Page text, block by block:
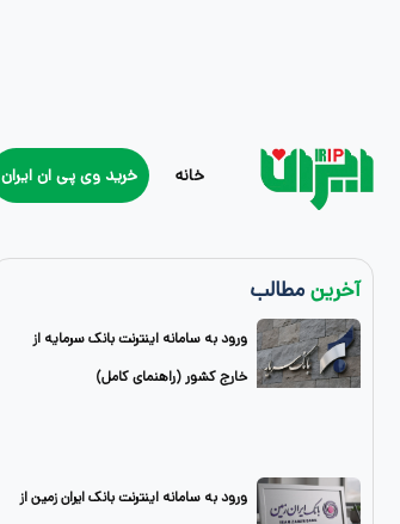
خانه خرید وی پی ان ایران
آخرینمطالب
ورود به سامانه اینترنت بانک سرمایه از
خارج کشور (راهنمای کامل)
ورود به سامانه اینترنت بانک ایران زمین از